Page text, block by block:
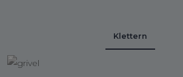
Klettern